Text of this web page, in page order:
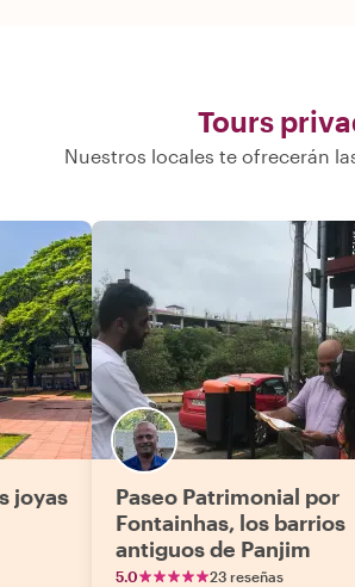
Tours
Nuestros locales te ofrecerán
joyas
Paseo Patrimonial por
Fontainhas, los barrios
antiguos de Panjim
5.0 23 reseñas